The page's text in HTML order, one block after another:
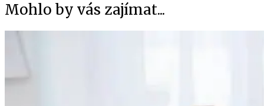
Mohlo by vás zajímat...